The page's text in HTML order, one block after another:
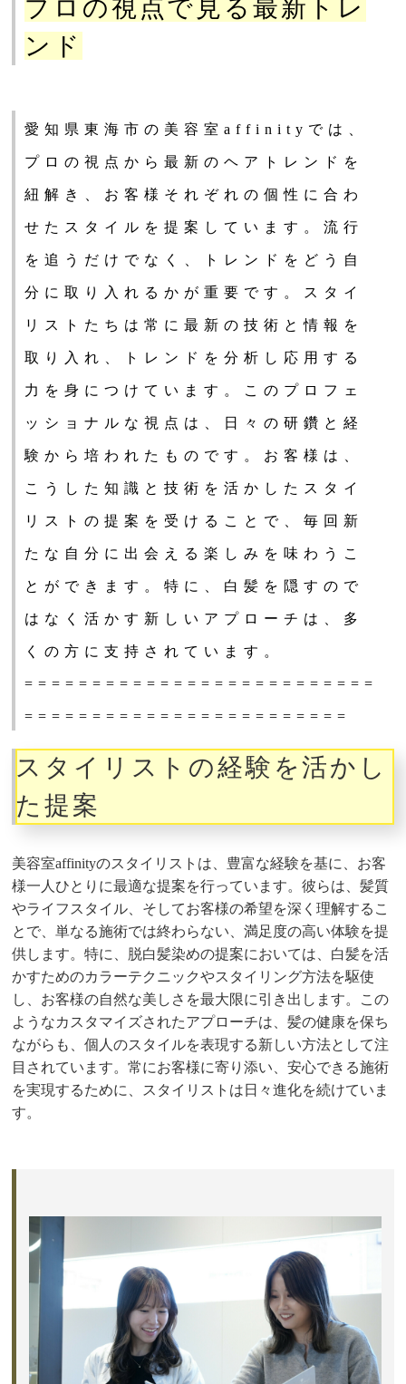
プロの視点で見る最新トレ
ンド
愛知県東海市の美容室affinityでは、
プロの視点から最新のヘアトレンドを
紐解き、お客様それぞれの個性に合わ
せたスタイルを提案しています。流行
を追うだけでなく、トレンドをどう自
分に取り入れるかが重要です。スタイ
リストたちは常に最新の技術と情報を
取り入れ、トレンドを分析し応用する
力を身につけています。このプロフェ
ッショナルな視点は、日々の研鑽と経
験から培われたものです。お客様は、
こうした知識と技術を活かしたスタイ
リストの提案を受けることで、毎回新
たな自分に出会える楽しみを味わうこ
とができます。特に、白髪を隠すので
はなく活かす新しいアプローチは、多
くの方に支持されています。
==========================
========================
スタイリストの経験を活かし
た提案
美容室affinityのスタイリストは、豊富な経験を基に、お客
様一人ひとりに最適な提案を行っています。彼らは、髪質
やライフスタイル、そしてお客様の希望を深く理解するこ
とで、単なる施術では終わらない、満足度の高い体験を提
供します。特に、脱白髪染めの提案においては、白髪を活
かすためのカラーテクニックやスタイリング方法を駆使
し、お客様の自然な美しさを最大限に引き出します。この
ようなカスタマイズされたアプローチは、髪の健康を保ち
ながらも、個人のスタイルを表現する新しい方法として注
目されています。常にお客様に寄り添い、安心できる施術
を実現するために、スタイリストは日々進化を続けていま
す。